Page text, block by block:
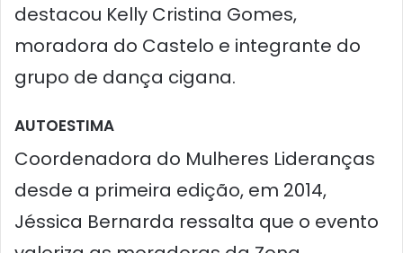
destacou Kelly Cristina Gomes,
moradora do Castelo e integrante do
grupo de dança cigana.
AUTOESTIMA
Coordenadora do Mulheres Lideranças
desde a primeira edição, em 2014,
Jéssica Bernarda ressalta que o evento